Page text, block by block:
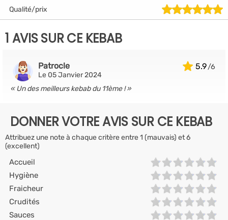
Qualité/prix
1 AVIS SUR CE KEBAB
5.9
Patrocle
Le 05 Janvier 2024
Un des meilleurs kebab du 11ème !
DONNER VOTRE AVIS SUR CE KEBAB
Attribuez une note à chaque critère entre 1 (mauvais) et 6
(excellent)
Accueil
Hygiène
Fraicheur
Crudités
Sauces